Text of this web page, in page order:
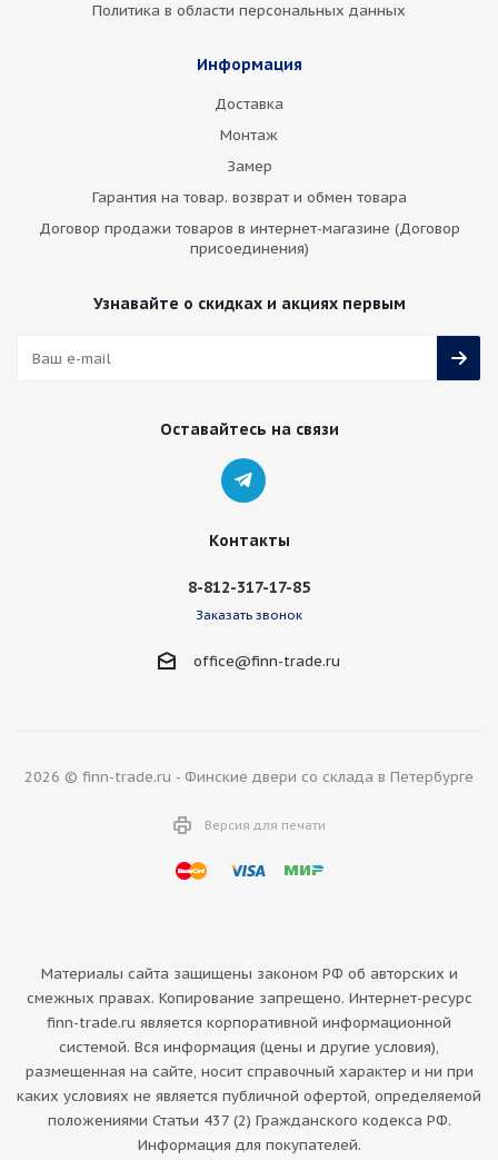
Политика в области персональных данных
Информация
Доставка
Монтаж
Замер
Гарантия на товар. возврат и обмен товара
Договор продажи товаров в интернет-магазине (Договор
присоединения)
Узнавайте о скидках и акциях первым
Оставайтесь на связи
Контакты
8-812-317-17-85
Заказать звонок
office@finn-trade.ru
2026 © finn-trade.ru - Финские двери со склада в Петербурге
Версия для печати
Материалы сайта защищены законом РФ об авторских и
смежных правах. Копирование запрещено. Интернет-ресурс
finn-trade.ru является корпоративной информационной
системой. Вся информация (цены и другие условия),
размещенная на сайте, носит справочный характер и ни при
каких условиях не является публичной офертой, определяемой
положениями Статьи 437 (2) Гражданского кодекса РФ.
Информация для покупателей.